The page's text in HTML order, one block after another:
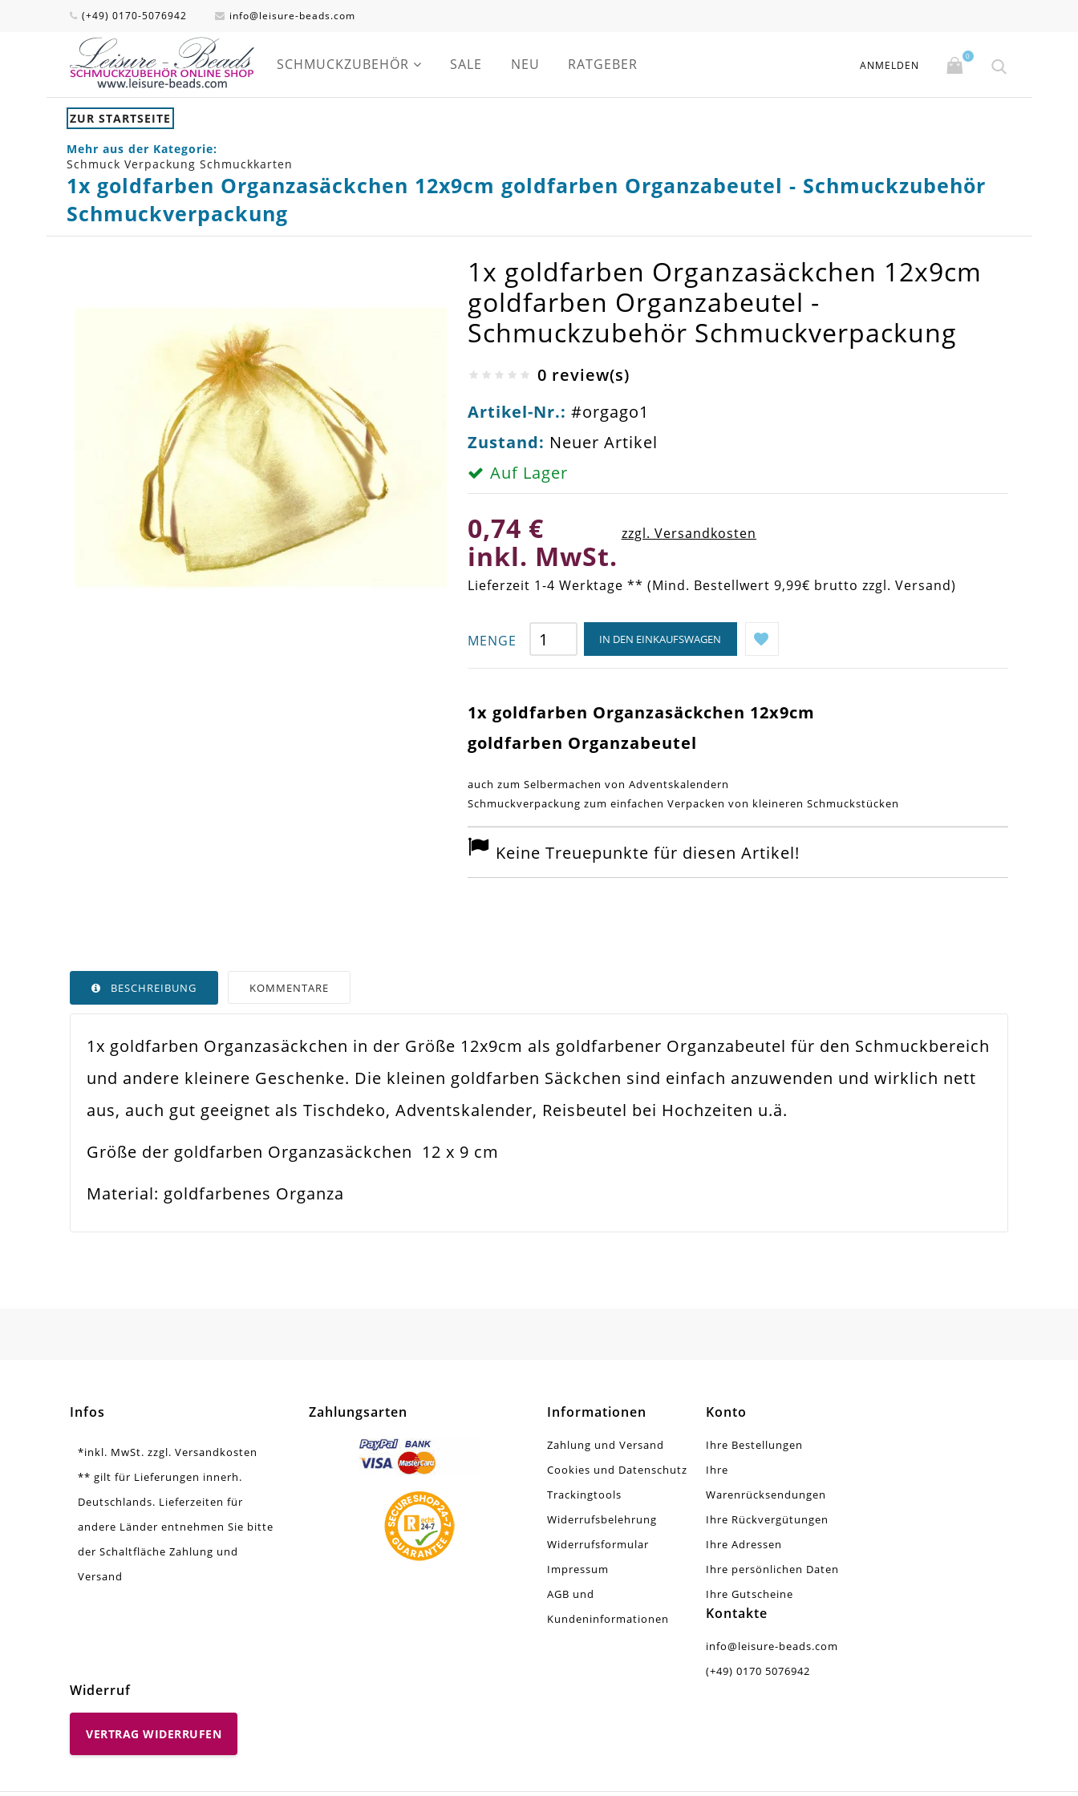
(+49) 0170-5076942 info@leisure-beads.com
SCHMUCKZUBEHÖR SALE NEU RATGEBER ANMELDEN
0
ZUR STARTSEITE
Mehr aus der Kategorie:
Schmuck Verpackung Schmuckkarten
1x goldfarben Organzasäckchen 12x9cm goldfarben Organzabeutel - Schmuckzubehör
Schmuckverpackung
1x goldfarben Organzasäckchen 12x9cm
goldfarben Organzabeutel -
Schmuckzubehör Schmuckverpackung
0 review(s)
Artikel-Nr.: #orgago1
Zustand: Neuer Artikel
Auf Lager
0,74 €
inkl. MwSt.
zzgl. Versandkosten
Lieferzeit 1-4 Werktage ** (Mind. Bestellwert 9,99€ brutto zzgl. Versand)
MENGE IN DEN EINKAUFSWAGEN
1x goldfarben Organzasäckchen 12x9cm
goldfarben Organzabeutel
auch zum Selbermachen von Adventskalendern
Schmuckverpackung zum einfachen Verpacken von kleineren Schmuckstücken
Keine Treuepunkte für diesen Artikel!
BESCHREIBUNG KOMMENTARE
1x goldfarben Organzasäckchen in der Größe 12x9cm als goldfarbener Organzabeutel für den Schmuckbereich
und andere kleinere Geschenke. Die kleinen goldfarben Säckchen sind einfach anzuwenden und wirklich nett
aus, auch gut geeignet als Tischdeko, Adventskalender, Reisbeutel bei Hochzeiten u.ä.
Größe der goldfarben Organzasäckchen 12 x 9 cm
Material: goldfarbenes Organza
Infos
*inkl. MwSt. zzgl. Versandkosten
** gilt für Lieferungen innerh.
Deutschlands. Lieferzeiten für
andere Länder entnehmen Sie bitte
der Schaltfläche Zahlung und
Versand
Zahlungsarten Informationen
Zahlung und Versand
Cookies und Datenschutz
Trackingtools
Widerrufsbelehrung
Widerrufsformular
Impressum
AGB und
Kundeninformationen
Konto
Ihre Bestellungen
Ihre
Warenrücksendungen
Ihre Rückvergütungen
Ihre Adressen
Ihre persönlichen Daten
Ihre Gutscheine
Kontakte
info@leisure-beads.com
(+49) 0170 5076942
Widerruf
VERTRAG WIDERRUFEN